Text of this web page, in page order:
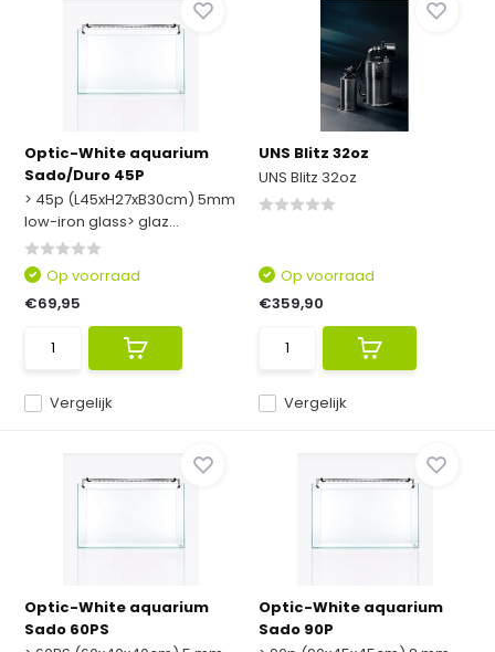
Optic-White aquarium
Sado/Duro 45P
> 45p (L45xH27xB30cm) 5mm
low-iron glass> glaz...
Vergelijk
Op voorraad
€69,95
UNS Blitz 32oz
UNS Blitz 32oz
Vergelijk
Op voorraad
€359,90
Optic-White aquarium
Sado 60PS
Optic-White aquarium
Sado 90P